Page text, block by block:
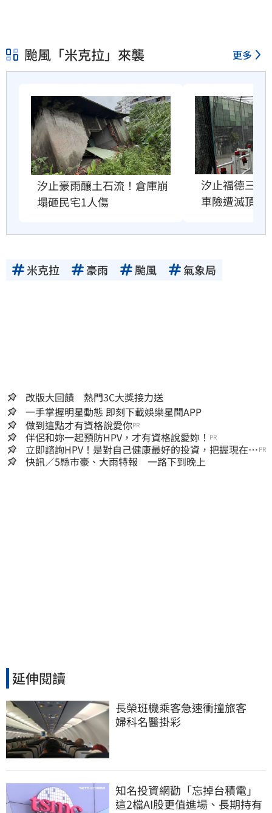
颱風「米克拉」來襲 更多
汐止豪雨釀土石流！倉庫崩
塌砸民宅1人傷
汐止福德三路
車險遭滅頂
米克拉 豪雨 颱風 氣象局
改版大回饋 熱門3C大獎接力送
一手掌握明星動態 即刻下載娛樂星聞APP
做到這點才有資格說愛你PR
伴侶和妳一起預防HPV，才有資格說愛妳！ PR
立即諮詢HPV！是對自己健康最好的投資，把握現在不
嫌晚！
PR
快訊／5縣市豪、大雨特報 一路下到晚上
延伸閱讀
長榮班機乘客急速衝撞旅客
婦科名醫掛彩
知名投資網勸「忘掉台積電」
這2檔AI股更值進場、長期持有